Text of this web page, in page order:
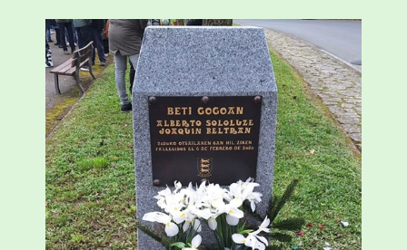
«Azkenengo 40 urteetan Zaldibar jo zuen
ingurumen-hondamendirik larriena»
ESKUALDEA,ZALDIBAR/2024-02-06